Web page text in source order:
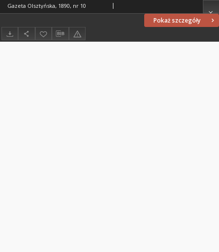
Pokaż szczegóły
Gazeta Olsztyńska, 1890, nr 10